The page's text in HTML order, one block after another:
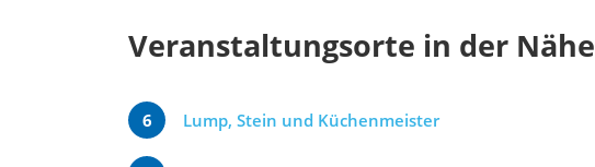
Veranstaltungsorte in der Nähe
6 Lump, Stein und Küchenmeister